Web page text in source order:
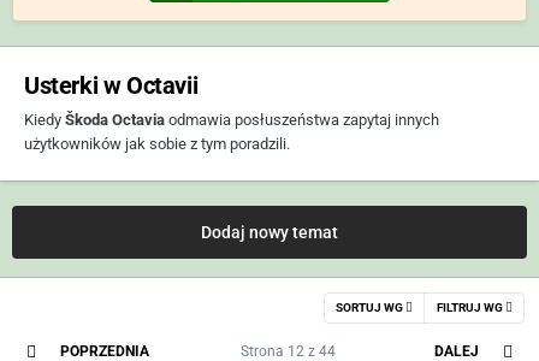
Usterki w Octavii
Kiedy Škoda Octavia odmawia posłuszeństwa zapytaj innych
użytkowników jak sobie z tym poradzili.
Dodaj nowy temat
SORTUJ WG FILTRUJ WG
POPRZEDNIA DALEJ
Strona 12 z 44